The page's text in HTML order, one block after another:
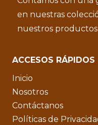
en nuestras
nuestros
ACCESOS RÁPIDOS
Inicio
Nosotros
Contáctanos
Políticas de